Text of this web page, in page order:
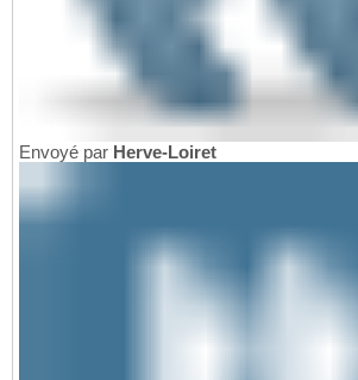
Envoyé par Herve-Loiret